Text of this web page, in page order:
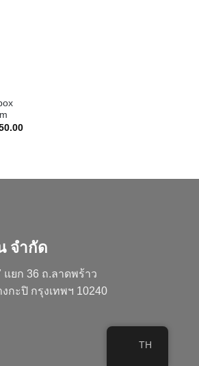
Price
จำกัด
แยก 36 ถ.ลาดพร้าว
กะปิ กรุงเทพฯ 10240
TH